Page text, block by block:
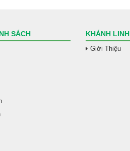
SÁCH KHÁNH
Giới Thiệu